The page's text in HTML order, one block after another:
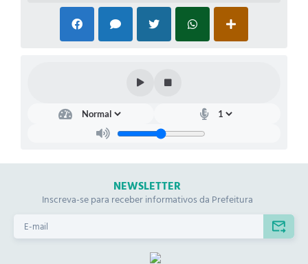
NEWSLETTER
Inscreva-se para receber informativos da Prefeitura